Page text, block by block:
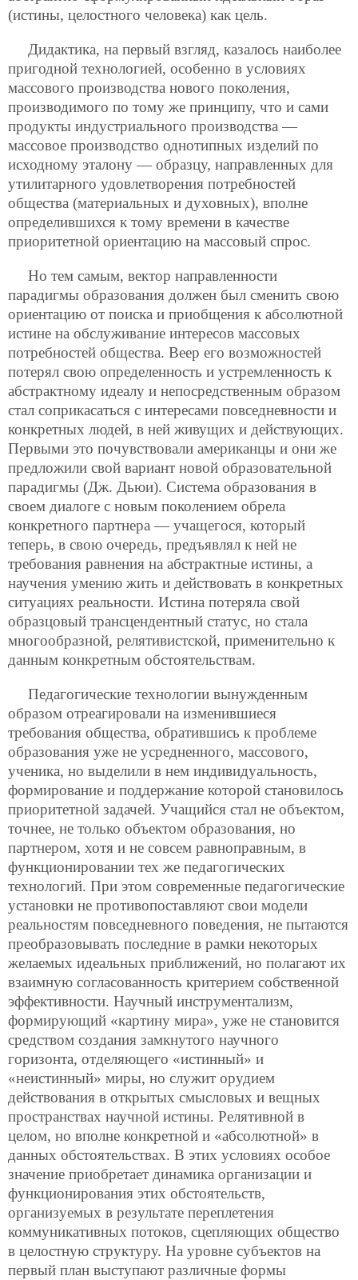
(истины, целостного человека) как цель.
Дидактика, на первый взгляд, казалось наиболее
пригодной технологией, особенно в условиях
массового производства нового поколения,
производимого по тому же принципу, что и сами
продукты индустриального производства —
массовое производство однотипных изделий по
исходному эталону — образцу, направленных для
утилитарного удовлетворения потребностей
общества (материальных и духовных), вполне
определившихся к тому времени в качестве
приоритетной ориентацию на массовый спрос.
Но тем самым, вектор направленности
парадигмы образования должен был сменить свою
ориентацию от поиска и приобщения к абсолютной
истине на обслуживание интересов массовых
потребностей общества. Веер его возможностей
потерял свою определенность и устремленность к
абстрактному идеалу и непосредственным образом
стал соприкасаться с интересами повседневности и
конкретных людей, в ней живущих и действующих.
Первыми это почувствовали американцы и они же
предложили свой вариант новой образовательной
парадигмы (Дж. Дьюи). Система образования в
своем диалоге с новым поколением обрела
конкретного партнера — учащегося, который
теперь, в свою очередь, предъявлял к ней не
требования равнения на абстрактные истины, а
научения умению жить и действовать в конкретных
ситуациях реальности. Истина потеряла свой
образцовый трансцендентный статус, но стала
многообразной, релятивистской, применительно к
данным конкретным обстоятельствам.
Педагогические технологии вынужденным
образом отреагировали на изменившиеся
требования общества, обратившись к проблеме
образования уже не усредненного, массового,
ученика, но выделили в нем индивидуальность,
формирование и поддержание которой становилось
приоритетной задачей. Учащийся стал не объектом,
точнее, не только объектом образования, но
партнером, хотя и не совсем равноправным, в
функционировании тех же педагогических
технологий. При этом современные педагогические
установки не противопоставляют свои модели
реальностям повседневного поведения, не пытаются
преобразовывать последние в рамки некоторых
желаемых идеальных приближений, но полагают их
взаимную согласованность критерием собственной
эффективности. Научный инструментализм,
формирующий «картину мира», уже не становится
средством создания замкнутого научного
горизонта, отделяющего «истинный» и
«неистинный» миры, но служит орудием
действования в открытых смысловых и вещных
пространствах научной истины. Релятивной в
целом, но вполне конкретной и «абсолютной» в
данных обстоятельствах. В этих условиях особое
значение приобретает динамика организации и
функционирования этих обстоятельств,
организуемых в результате переплетения
коммуникативных потоков, сцепляющих общество
в целостную структуру. На уровне субъектов на
первый план выступают различные формы